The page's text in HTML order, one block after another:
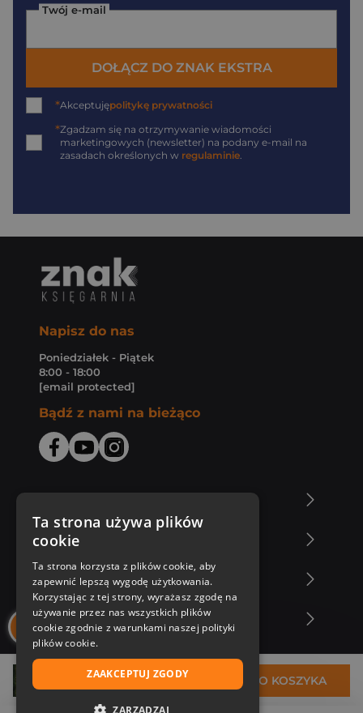
26,76 zł DO KOSZYKA
Twój e-mail
DOŁĄCZ DO ZNAK EKSTRA
*Akceptujępolitykę prywatności
*Zgadzam się na otrzymywanie wiadomości
marketingowych (newsletter) na podany e-mail na
zasadach określonych w regulaminie
Napisz do nas
Poniedziałek - Piątek
8:00 - 18:00
[email protected]
Bądź z nami na bieżąco
Zakupy u nas
Nasza oferta
Nasi autorzy
Ta strona używa plików
cookie
Ta strona korzysta z plików cookie, aby
zapewnić lepszą wygodę użytkowania.
Korzystając z tej strony, wyrażasz zgodę na
używanie przez nas wszystkich plików
cookie zgodnie z warunkami naszej polityki
plików cookie.
ZAAKCEPTUJ ZGODY
ZARZĄDZAJ